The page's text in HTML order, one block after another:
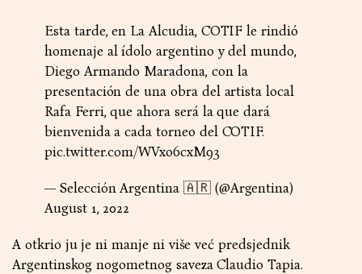
Esta tarde, en La Alcudia, COTIF le rindió
homenaje al ídolo argentino y del mundo,
Diego Armando Maradona, con la
presentación de una obra del artista local
Rafa Ferri, que ahora será la que dará
bienvenida a cada torneo del COTIF.
pic.twitter.com/WVxo6cxM93
— Selección Argentina 🇦🇷 (@Argentina)
August 1, 2022
A otkrio ju je ni manje ni više već predsjednik
Argentinskog nogometnog saveza Claudio Tapia.